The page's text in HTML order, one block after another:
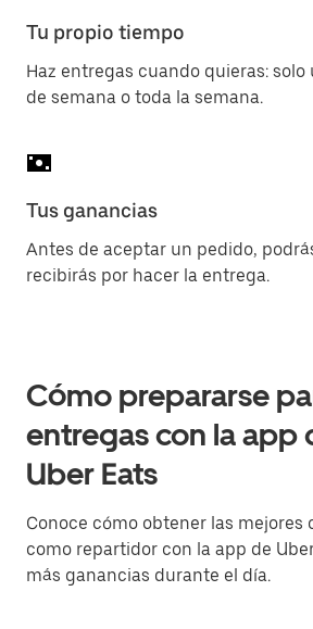
Tu propio tiempo
Haz entregas cuando quieras: solo
de semana o toda la semana.
Tus ganancias
Antes de aceptar un pedido,
recibirás por hacer la entrega.
Cómo prepararse
entregas con la app
Uber Eats
Conoce cómo obtener las mejores
como repartidor con la app de
más ganancias durante el día.